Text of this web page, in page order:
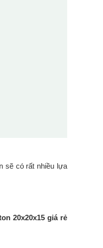
sẽ có rất nhiều lựa
20x20x15 giá rẻ